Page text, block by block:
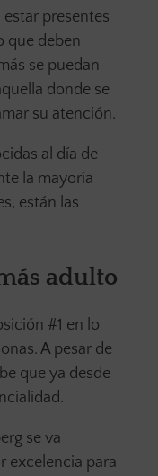
estar presentes
que deben
se puedan
donde se
su atención.
al día de
la mayoría
están las
adulto
#1 en lo
A pesar de
que ya desde
se va
excelencia para